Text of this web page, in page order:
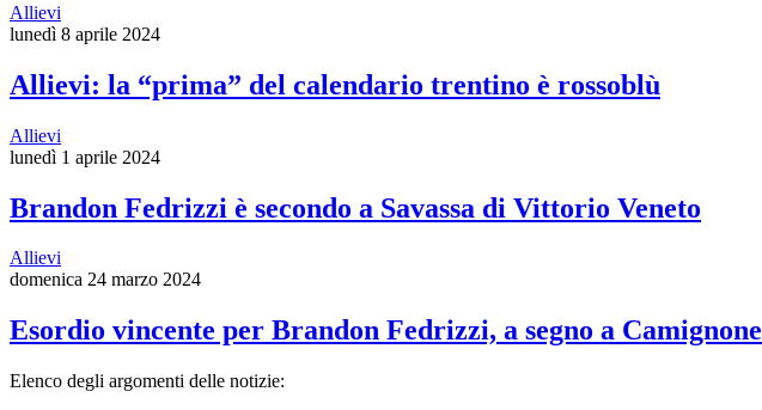
Allievi
lunedì 8 aprile 2024
Allievi: la “prima” del calendario trentino è rossoblù
Allievi
lunedì 1 aprile 2024
Brandon Fedrizzi è secondo a Savassa di Vittorio Veneto
Allievi
domenica 24 marzo 2024
Esordio vincente per Brandon Fedrizzi, a segno a Camignone
Elenco degli argomenti delle notizie: